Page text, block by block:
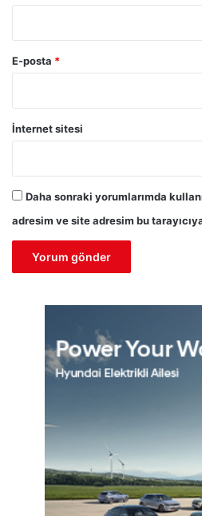
E-posta *
İnternet sitesi
Daha sonraki yorumlarımda
adresim ve site adresim bu